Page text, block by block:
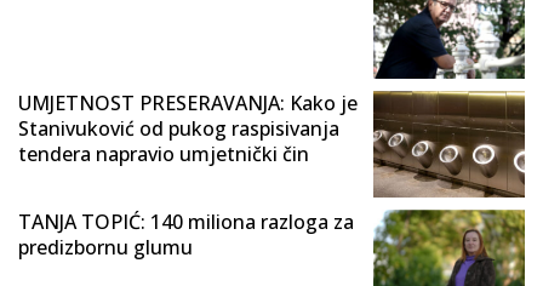
UMJETNOST PRESERAVANJA: Kako je
Stanivuković od pukog raspisivanja
tendera napravio umjetnički čin
TANJA TOPIĆ: 140 miliona razloga za
predizbornu glumu